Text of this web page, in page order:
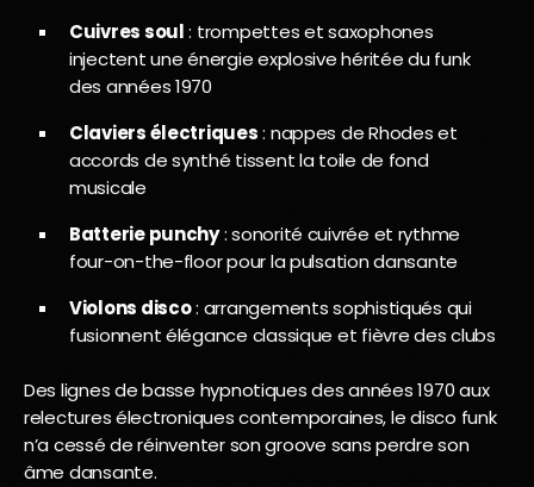
Cuivres soul: trompettes et saxophones
injectent une énergie explosive héritée du funk
des années 1970
Claviers électriques: nappes de Rhodes et
accords de synthé tissent la toile de fond
musicale
Batterie punchy: sonorité cuivrée et rythme
four-on-the-floor pour la pulsation dansante
Violons disco: arrangements sophistiqués qui
fusionnent élégance classique et fièvre des clubs
Des lignes de basse hypnotiques des années 1970 aux
relectures électroniques contemporaines, le disco funk
n’a cessé de réinventer son groove sans perdre son
âme dansante.